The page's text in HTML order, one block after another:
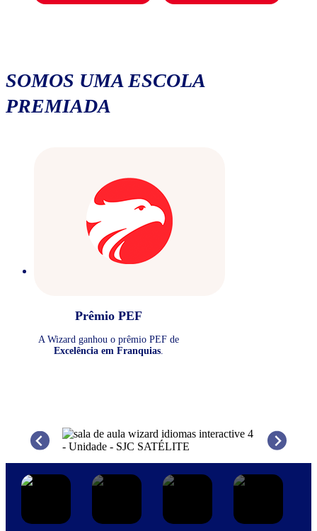
SOMOS UMA ESCOLA
PREMIADA
Prêmio PEF
A Wizard ganhou o prêmio PEF de
Excelência em Franquias.